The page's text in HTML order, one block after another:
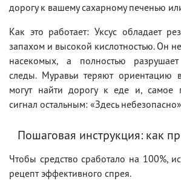
дорогу к вашему сахарному печенью
Как это работает: Уксус обладает
запахом и высокой кислотностью. Он
насекомых, а полностью
следы. Муравьи теряют ориентацию
могут найти дорогу к еде и, самое
сигнал остальным: «Здесь
Пошаговая инструкция: как
Чтобы средство сработало на 100%,
рецепт эффективного спрея.